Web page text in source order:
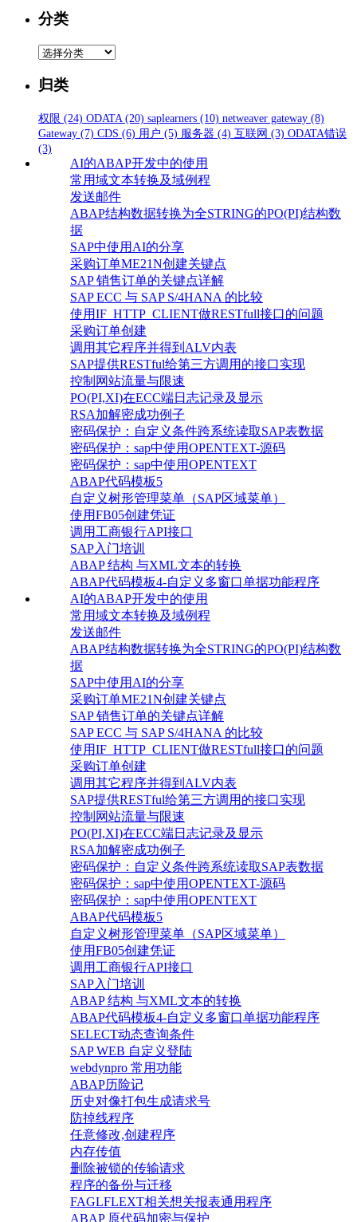
分类
分
归类
权限 (24) ODATA (20) saplearners (10) netweaver gateway (8)
Gateway (7) CDS (6) 用户 (5) 服务器 (4) 互联网 (3) ODATA错误
(3)
AI的ABAP开发中的使用
常用域文本转换及域例程
发送邮件
ABAP结构数据转换为全STRING的PO(PI)结构数
据
SAP中使用AI的分享
采购订单ME21N创建关键点
SAP 销售订单的关键点详解
SAP ECC 与 SAP S/4HANA 的比较
使用IF_HTTP_CLIENT做RESTfull接口的问题
采购订单创建
调用其它程序并得到ALV内表
SAP提供RESTful给第三方调用的接口实现
控制网站流量与限速
PO(PI,XI)在ECC端日志记录及显示
RSA加解密成功例子
密码保护：自定义条件跨系统读取SAP表数据
密码保护：sap中使用OPENTEXT-源码
密码保护：sap中使用OPENTEXT
ABAP代码模板5
自定义树形管理菜单（SAP区域菜单）
使用FB05创建凭证
调用工商银行API接口
SAP入门培训
ABAP 结构 与XML文本的转换
ABAP代码模板4-自定义多窗口单据功能程序
AI的ABAP开发中的使用
常用域文本转换及域例程
发送邮件
ABAP结构数据转换为全STRING的PO(PI)结构数
据
SAP中使用AI的分享
采购订单ME21N创建关键点
SAP 销售订单的关键点详解
SAP ECC 与 SAP S/4HANA 的比较
使用IF_HTTP_CLIENT做RESTfull接口的问题
采购订单创建
调用其它程序并得到ALV内表
SAP提供RESTful给第三方调用的接口实现
控制网站流量与限速
PO(PI,XI)在ECC端日志记录及显示
RSA加解密成功例子
密码保护：自定义条件跨系统读取SAP表数据
密码保护：sap中使用OPENTEXT-源码
密码保护：sap中使用OPENTEXT
ABAP代码模板5
自定义树形管理菜单（SAP区域菜单）
使用FB05创建凭证
调用工商银行API接口
SAP入门培训
ABAP 结构 与XML文本的转换
ABAP代码模板4-自定义多窗口单据功能程序
SELECT动态查询条件
SAP WEB 自定义登陆
webdynpro 常用功能
ABAP历险记
历史对像打包生成请求号
防掉线程序
任意修改,创建程序
内存传值
删除被锁的传输请求
程序的备份与迁移
FAGLFLEXT相关想关报表通用程序
ABAP 原代码加密与保护